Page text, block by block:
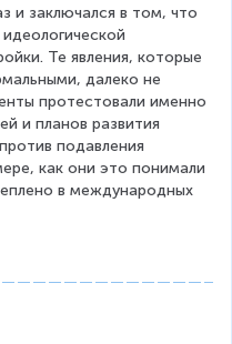
и заключался в том, что
Те явления, которые
далеко не
протестовали именно
и планов развития
подавления
как они это понимали
в международных